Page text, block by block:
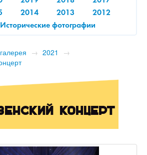
2014 2013
2012
Исторические фотографии
→ 2021
→
концерт